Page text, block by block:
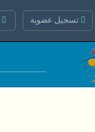
تسجيل عضوية